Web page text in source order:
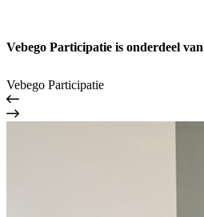
Vebego Participatie is onderdeel
Vebego Participatie